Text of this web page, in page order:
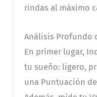
rindas al máximo
Análisis Profundo
En primer lugar,
tu sueño: ligero,
una Puntuación